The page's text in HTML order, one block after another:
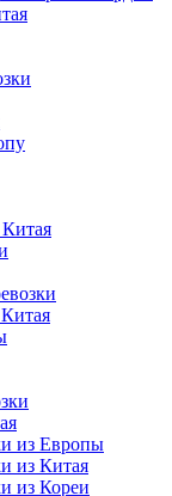
из Европы
из Китая
из Кореи